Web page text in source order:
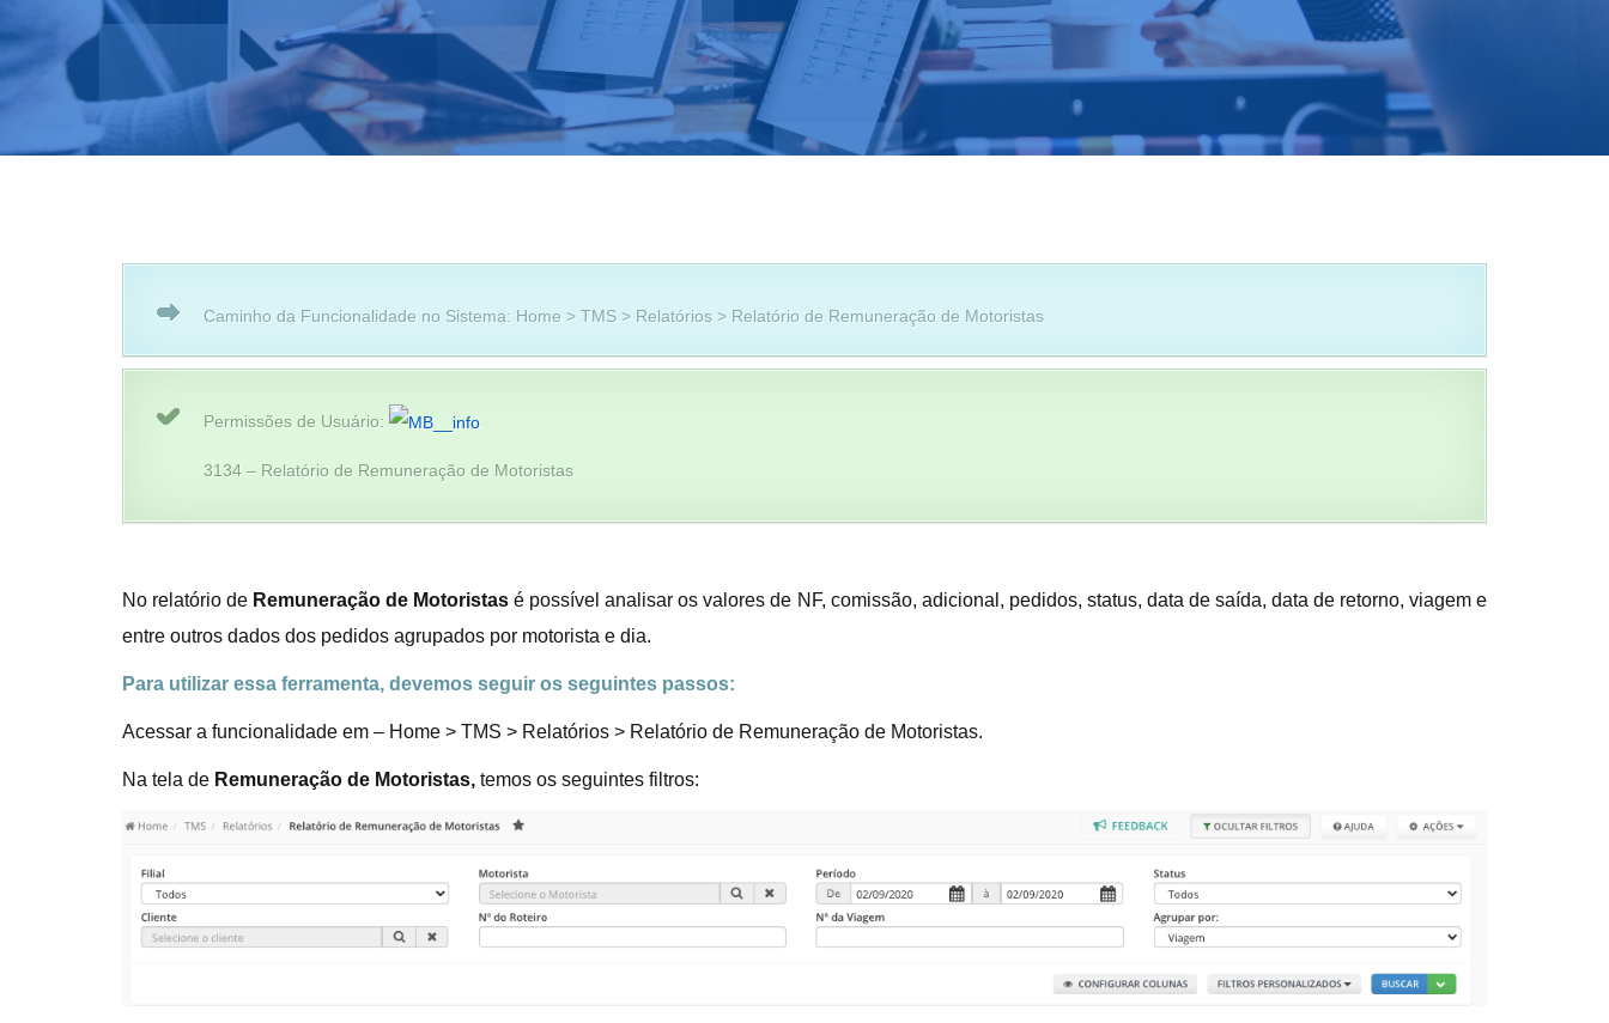
Caminho da Funcionalidade no Sistema: Home > TMS > Relatórios > Relatório de Remuneração de Motoristas
Permissões de Usuário:
3134 – Relatório de Remuneração de Motoristas
No relatório de Remuneração de Motoristasé possível analisar os valores de NF, comissão, adicional, pedidos, status, data de saída, data de retorno, viagem e
entre outros dados dos pedidos agrupados por motorista e dia.
Para utilizar essa ferramenta, devemos seguir os seguintes passos:
Acessar a funcionalidade em – Home > TMS > Relatórios > Relatório de Remuneração de Motoristas.
Na tela de Remuneração de Motoristas, temos os seguintes filtros: